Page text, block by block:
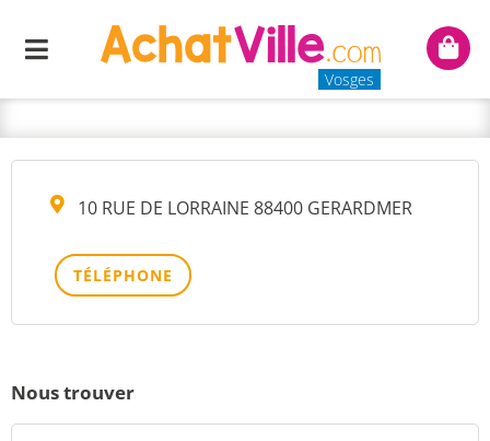
Menu
Vosges
Mon
AUTO CONTROLE DE
10 RUE DE LORRAINE 88400 GERARDMER
TÉLÉPHONE
Nous trouver